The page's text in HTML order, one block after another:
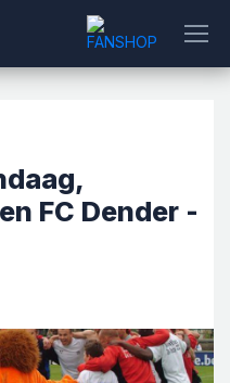
FC Dender -